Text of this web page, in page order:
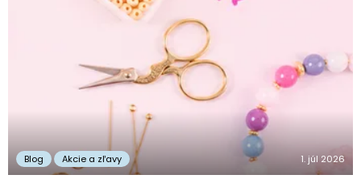
Blog Akcie a zľavy 1. júl 2026